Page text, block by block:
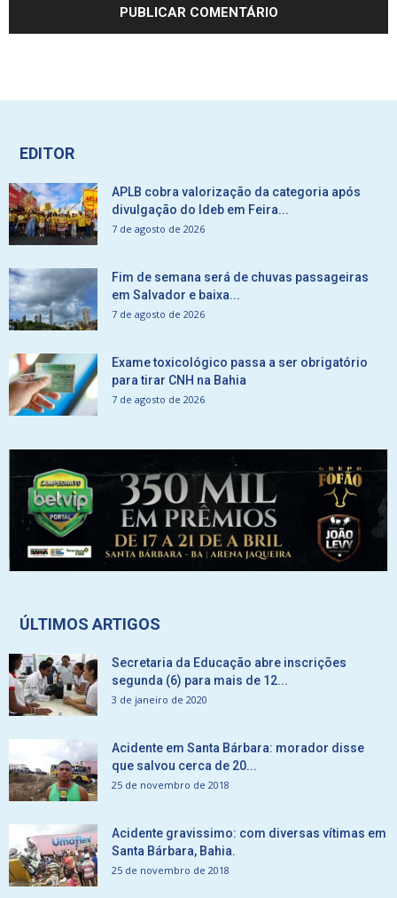
EDITOR
APLB cobra valorização da categoria após
divulgação do Ideb em Feira...
7 de agosto de 2026
Fim de semana será de chuvas passageiras
em Salvador e baixa...
7 de agosto de 2026
Exame toxicológico passa a ser obrigatório
para tirar CNH na Bahia
7 de agosto de 2026
ÚLTIMOS ARTIGOS
Secretaria da Educação abre inscrições
segunda (6) para mais de 12...
3 de janeiro de 2020
Acidente em Santa Bárbara: morador disse
que salvou cerca de 20...
25 de novembro de 2018
Acidente gravissimo: com diversas vítimas em
Santa Bárbara, Bahia.
25 de novembro de 2018